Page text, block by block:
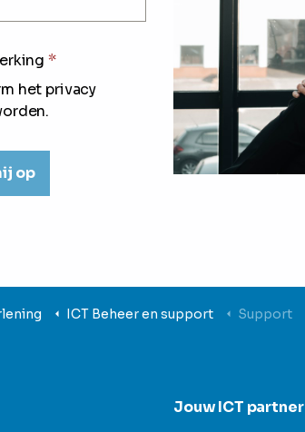
*
het privacy
ICT Beheer en support Support
Jouw ICT partner